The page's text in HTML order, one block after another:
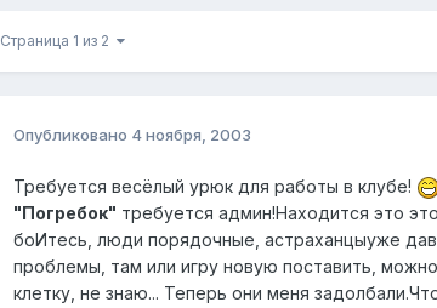
Страница 1 из 2
Опубликовано 4 ноября, 2003
Требуется весёлый урюк для работы в клубе!
"Погребок" требуется админ!Находится это
боИтесь, люди порядочные, астраханцыуже
проблемы, там или игру новую поставить,
клетку, не знаю... Теперь они меня